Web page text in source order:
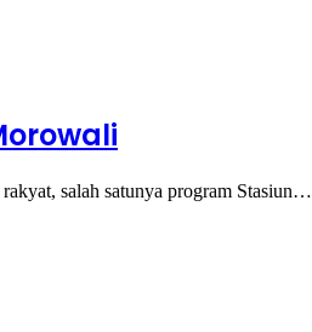
salah satunya program Stasiun…